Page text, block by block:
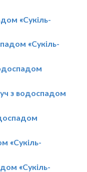
«Сукіль-
«Сукіль-
з водоспадом
«Сукіль-
«Сукіль-